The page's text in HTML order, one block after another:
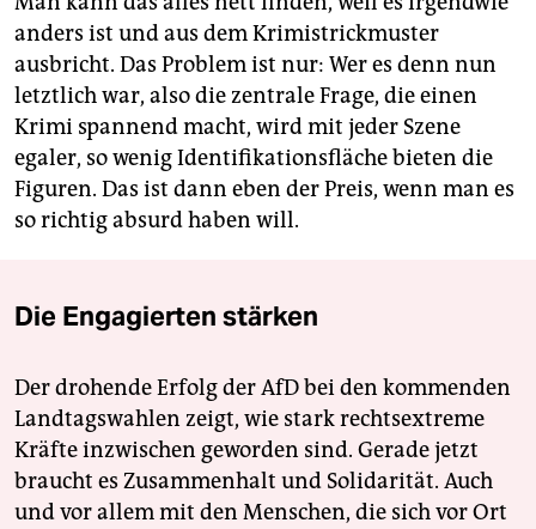
anders ist und aus dem Krimistrickmuster
ausbricht. Das Problem ist nur: Wer es denn nun
letztlich war, also die zentrale Frage, die einen
Krimi spannend macht, wird mit jeder Szene
egaler, so wenig Identifikationsfläche bieten die
Figuren. Das ist dann eben der Preis, wenn man es
so richtig absurd haben will.
Die Engagierten stärken
Der drohende Erfolg der AfD bei den kommenden
Landtagswahlen zeigt, wie stark rechtsextreme
Kräfte inzwischen geworden sind. Gerade jetzt
braucht es Zusammenhalt und Solidarität. Auch
und vor allem mit den Menschen, die sich vor Ort